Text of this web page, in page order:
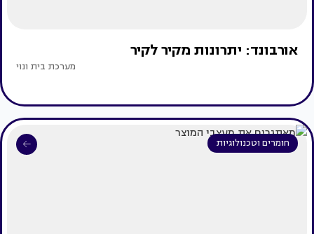
אורבונד: יתרונות מקיר לקיר
מערכת בית ונוי
חומרים וטכנולוגיות